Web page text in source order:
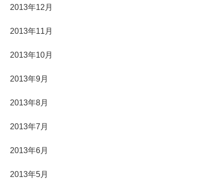
2013年12月
2013年11月
2013年10月
2013年9月
2013年8月
2013年7月
2013年6月
2013年5月